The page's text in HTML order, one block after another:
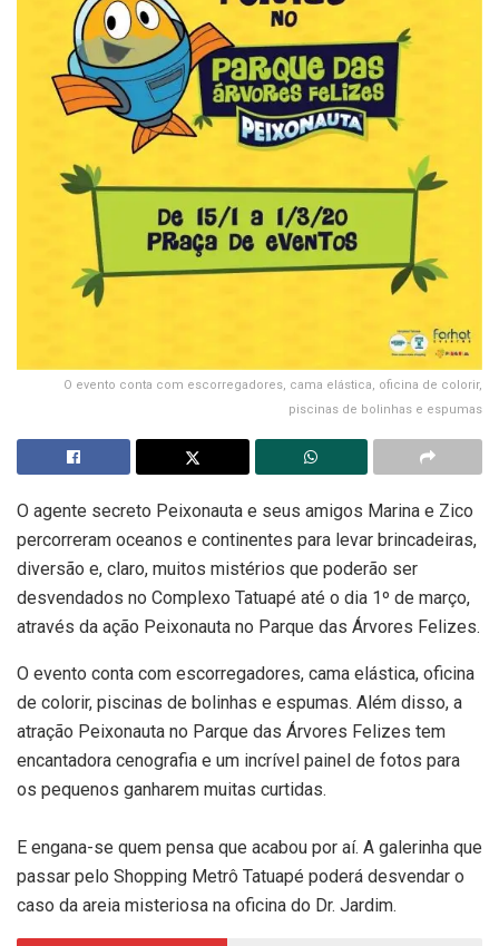
O evento conta com escorregadores, cama elástica, oficina de colorir,
piscinas de bolinhas e espumas
O agente secreto Peixonauta e seus amigos Marina e Zico
percorreram oceanos e continentes para levar brincadeiras,
diversão e, claro, muitos mistérios que poderão ser
desvendados no Complexo Tatuapé até o dia 1º de março,
através da ação Peixonauta no Parque das Árvores Felizes.
O evento conta com escorregadores, cama elástica, oficina
de colorir, piscinas de bolinhas e espumas. Além disso, a
atração Peixonauta no Parque das Árvores Felizes tem
encantadora cenografia e um incrível painel de fotos para
os pequenos ganharem muitas curtidas.
E engana-se quem pensa que acabou por aí. A galerinha que
passar pelo Shopping Metrô Tatuapé poderá desvendar o
caso da areia misteriosa na oficina do Dr. Jardim.